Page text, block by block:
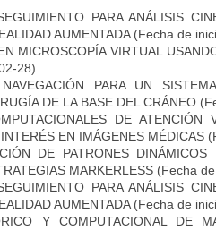
PARA ANÁLISIS
AUMENTADA (Fecha de
MICROSCOPÍA VIRTUAL
28)
PARA UN
DE LA BASE DEL CRÁNEO
DE ATENCIÓN
EN IMÁGENES MÉDICAS
DE PATRONES
MARKERLESS (Fecha
PARA ANÁLISIS
AUMENTADA(Fecha de
Y COMPUTACIONAL DE